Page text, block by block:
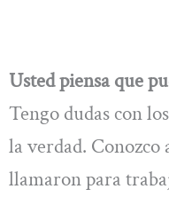
Usted piensa que
Tengo dudas con
la verdad. Conozco
llamaron para